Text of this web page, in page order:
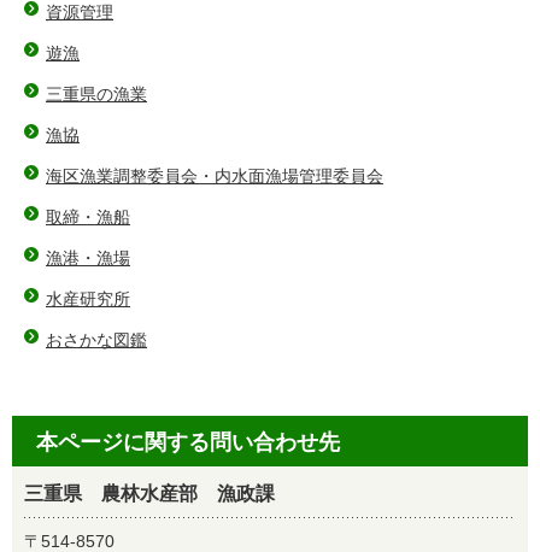
資源管理
遊漁
三重県の漁業
漁協
海区漁業調整委員会・内水面漁場管理委員会
取締・漁船
漁港・漁場
水産研究所
おさかな図鑑
本ページに関する問い合わせ先
三重県 農林水産部 漁政課
〒514-8570